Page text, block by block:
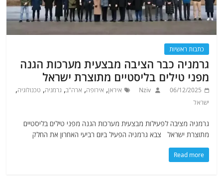
כתבות ראשיות
גרמניה כבר הציבה מבצעית מערכות הגנה
מפני טילים בליסטיים מתוצרת ישראל
06/12/2025
Nziv איראן, אירופה, ארה"ב, גרמניה, טכנולוגיה,
ישראל
גרמניה מציבה לפעילות מבצעית מערכות הגנה מפני טילים בליסטיים
מתוצרת ישראל צבא גרמניה הפעיל ביום רביעי האחרון את החלק
Read more